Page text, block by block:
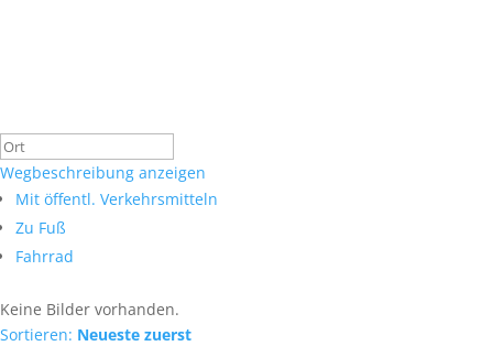
Wegbeschreibung anzeigen
Mit öffentl. Verkehrsmitteln
Zu Fuß
Fahrrad
Keine Bilder vorhanden.
Sortieren: Neueste zuerst